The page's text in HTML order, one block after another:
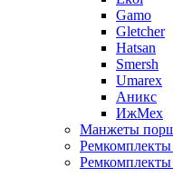
Gamo
Gletcher
Hatsan
Smersh
Umarex
Аникс
ИжМех
Манжеты
Ремкомплекты